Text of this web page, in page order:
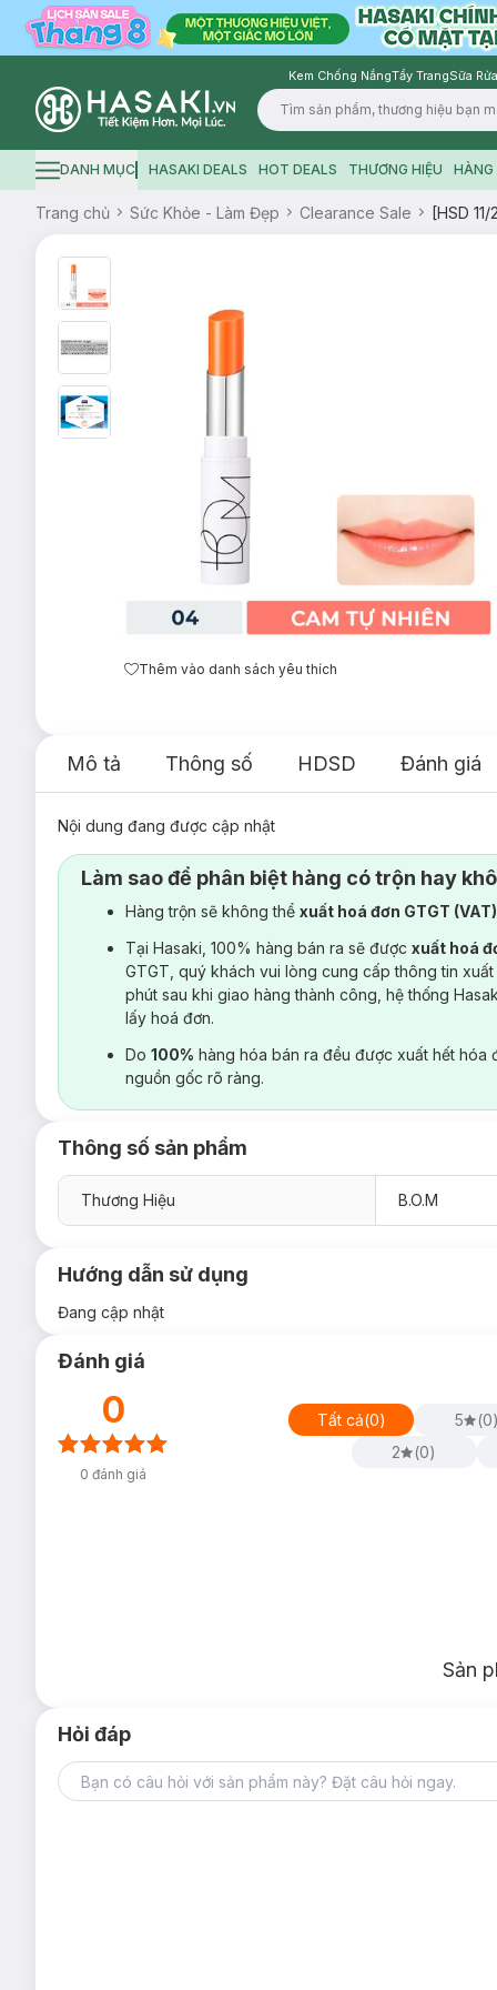
Kem Chống NắngTẩy TrangSữa
Logo
Hamburger icon
DANH MỤC HASAKI DEALS HOT DEALS THƯƠNG HIỆU HÀNG
Trang chủ Sức Khỏe - Làm Đẹp Clearance Sale [HSD
Thêm vào danh sách yêu thích
Mô tả Thông số HDSD Đánh giá
Nội dung đang được cập nhật
Làm sao để phân biệt hàng có trộn hay
Hàng trộn sẽ không thể xuất hoá đơn GTGT
Tại Hasaki, 100% hàng bán ra sẽ được xuất hoá
GTGT, quý khách vui lòng cung cấp thông tin
phút sau khi giao hàng thành công, hệ thống
lấy hoá đơn.
Do 100% hàng hóa bán ra đều được xuất hết hóa
nguồn gốc rõ ràng.
Thông số sản phẩm
Thương Hiệu B.O.M
Hướng dẫn sử dụng
Đang cập nhật
Đánh giá
0
0 đánh giá
Tất cả(0) 5 (0
2
(0)
Sản
Hỏi đáp